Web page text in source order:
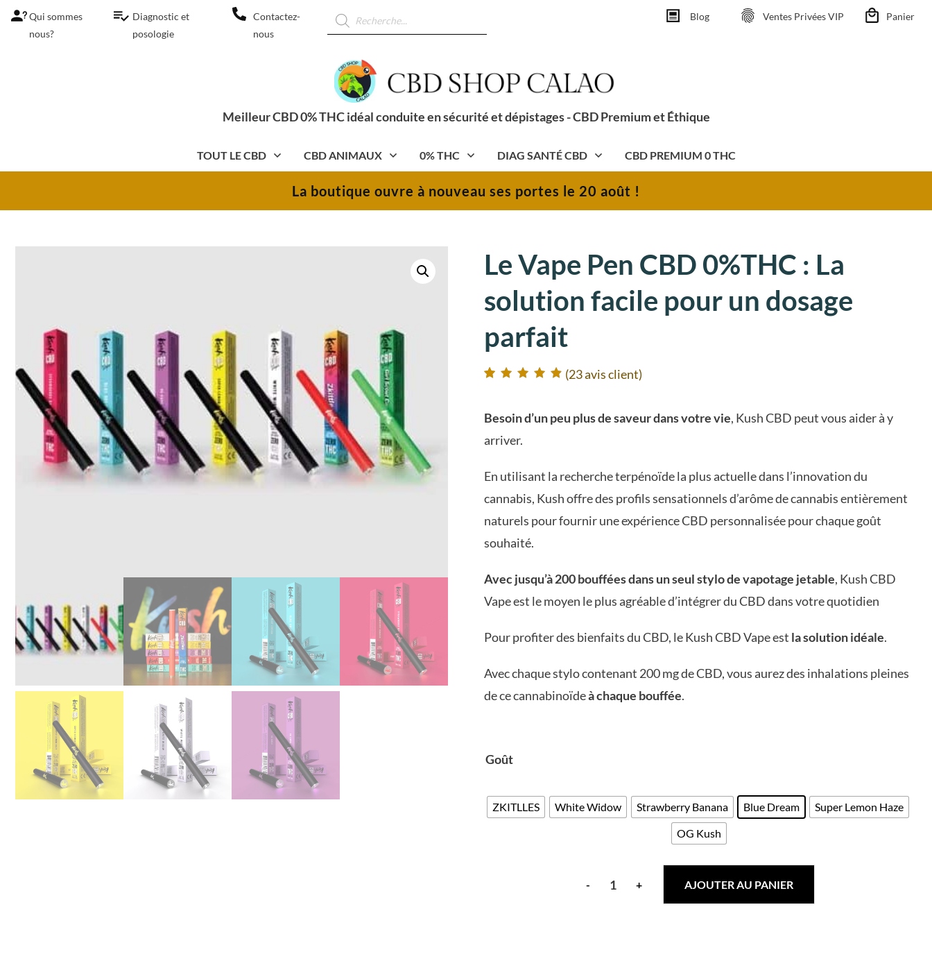
Qui sommes
nous?
Diagnostic et
posologie
Contactez-
nous
Recherche
de
produits
Blog Ventes Privées VIP Panier
Meilleur CBD 0% THC idéal conduite en sécurité et dépistages - CBD Premium et Éthique
TOUT LE CBD CBD ANIMAUX 0% THC DIAG SANTÉ CBD CBD PREMIUM 0 THC
La boutique ouvre à nouveau ses portes le 20 août !
Le Vape Pen CBD 0%THC : La
solution facile pour un dosage
parfait
(23avis client)
Besoin d’un peu plus de saveur dans votre vie, Kush CBD peut vous aider à y
arriver.
En utilisant la recherche terpénoïde la plus actuelle dans l’innovation du
cannabis, Kush offre des profils sensationnels d’arôme de cannabis entièrement
naturels pour fournir une expérience CBD personnalisée pour chaque goût
souhaité.
Avec jusqu’à 200 bouffées dans un seul stylo de vapotage jetable, Kush CBD
Vape est le moyen le plus agréable d’intégrer du CBD dans votre quotidien
Pour profiter des bienfaits du CBD, le Kush CBD Vape est la solution idéale.
Avec chaque stylo contenant 200 mg de CBD, vous aurez des inhalations pleines
de ce cannabinoïdeà chaque bouffée.
Goût
ZKITLLES White Widow Strawberry Banana Blue Dream
Super Lemon Haze
OG Kush
-
quantité
+ AJOUTER AU PANIER